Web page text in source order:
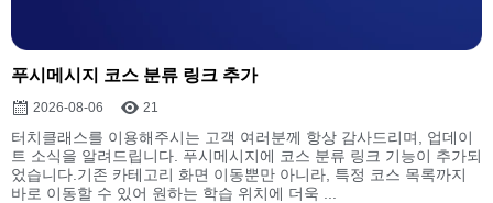
푸시메시지 코스 분류 링크 추가
2026-08-06 21
터치클래스를 이용해주시는 고객 여러분께 항상 감사드리며, 업데이
트 소식을 알려드립니다. 푸시메시지에 코스 분류 링크 기능이 추가되
었습니다.기존 카테고리 화면 이동뿐만 아니라, 특정 코스 목록까지
바로 이동할 수 있어 원하는 학습 위치에 더욱 ...